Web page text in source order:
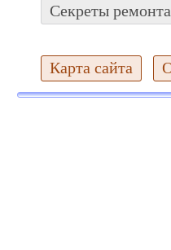
Секреты
Карта сайта